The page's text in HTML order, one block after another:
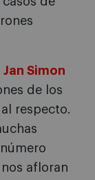
Jan Simon
de los
respecto.
afloran